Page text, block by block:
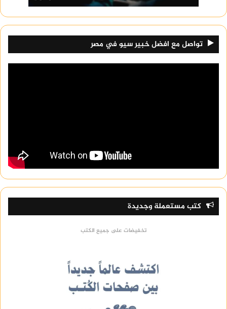
تواصل مع افضل خبير سيو في مصر
كتب مستعملة وجديدة
تخفيضات على جميع الكتب